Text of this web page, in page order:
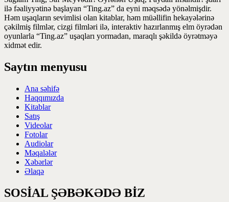
ilə fəaliyyətinə başlayan “Ting.az” da eyni məqsədə yönəlmişdir.
Həm uşaqların sevimlisi olan kitablar, həm müəllifin hekayələrinə
çəkilmiş filmlər, cizgi filmləri ilə, interaktiv hazırlanmış elm öyrədən
oyunlarla “Ting.az” uşaqları yormadan, maraqlı şəkildə öyrətməyə
xidmət edir.
Saytın menyusu
Ana səhifə
Haqqımızda
Kitablar
Satış
Videolar
Fotolar
Audiolar
Məqalələr
Xəbərlər
Əlaqə
SOSİAL ŞƏBƏKƏDƏ BİZ